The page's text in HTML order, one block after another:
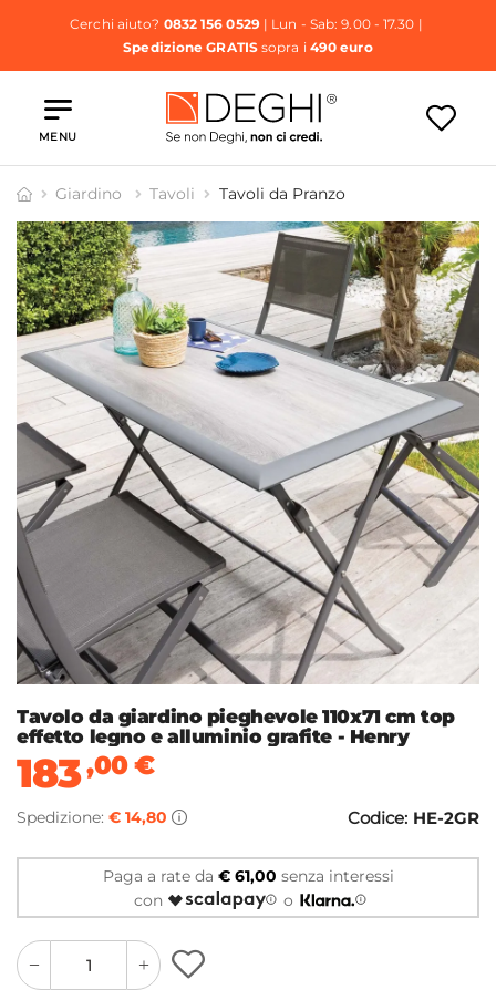
Cerchi aiuto? 0832 156 0529| Lun - Sab: 9.00 - 17.30 |
Spedizione GRATISsopra i 490 euro
MENU
Giardino Tavoli Tavoli da Pranzo
Tavolo da giardino pieghevole 110x71 cm top
effetto legno e alluminio grafite - Henry
183,00€
Spedizione: € 14,80 Codice: HE-2GR
Paga a rate da € 61,00 senza interessi
con
o
quantity
button
quantity
minus
button